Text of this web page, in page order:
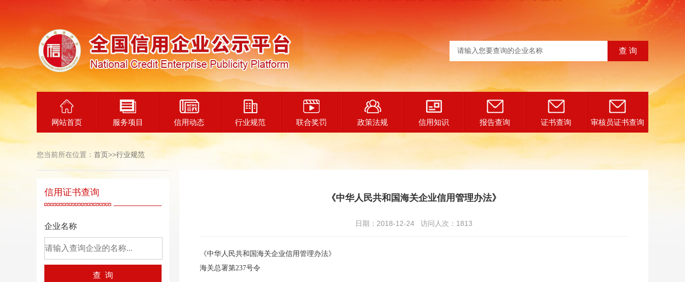
网站首页 服务项目 信用动态 行业规范 联合奖罚 政策法规 信用知识 报告查询 证书查询 审核员证书查询
您当前所在位置： 首页>>行业规范
信用证书查询
企业名称
《中华人民共和国海关企业信用管理办法》
日期：2018-12-24 访问人次：1813
《中华人民共和国海关企业信用管理办法》
海关总署第237号令